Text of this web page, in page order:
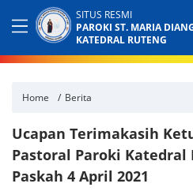
SITUS RESMI
PAROKI ST. MARIA
KATEDRAL RUTENG
Home Berita
Ucapan Terimakasih
Pastoral Paroki Katedral
Paskah 4 April 2021